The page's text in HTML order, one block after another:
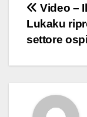
articoli
Video –
Lukaku
settore